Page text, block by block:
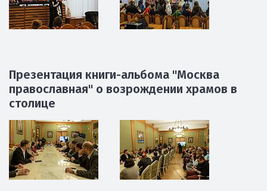
Презентация книги-альбома "Москва
православная" о возрождении храмов в
столице